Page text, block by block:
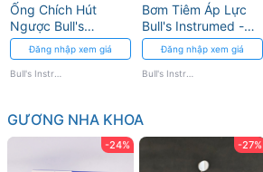
Ống Chích Hút
Ngược Bull's
Instrumed - Inox
Chống Gỉ
Đăng nhập xem giá
Bơm Tiêm Áp Lực
Bull's Instrumed -
Độ Chính Xác Cao
Đăng nhập xem giá
Bull's Instrumed
GƯƠNG NHA KHOA
-24% -27%